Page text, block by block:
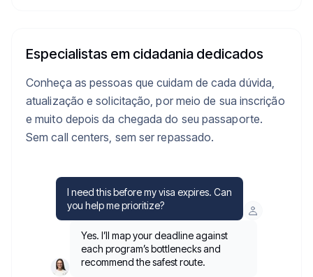
Especialistas em cidadania dedicados
Conheça as pessoas que cuidam de cada dúvida,
atualização e solicitação, por meio de sua inscrição
e muito depois da chegada do seu passaporte.
Sem call centers, sem ser repassado.
I need this before my visa expires. Can
you help me prioritize?
Yes. I’ll map your deadline against
each program’s bottlenecks and
recommend the safest route.